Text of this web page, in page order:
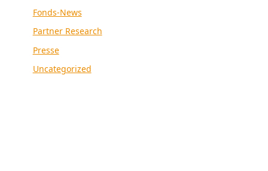
Fonds-News
Partner Research
Presse
Uncategorized